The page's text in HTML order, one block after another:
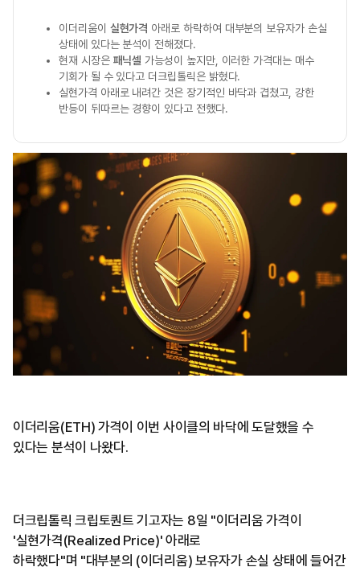
이더리움이 실현가격 아래로 하락하여 대부분의 보유자가 손실
상태에 있다는 분석이 전해졌다.
현재 시장은 패닉셀 가능성이 높지만, 이러한 가격대는 매수
기회가 될 수 있다고 더크립톨릭은 밝혔다.
실현가격 아래로 내려간 것은 장기적인 바닥과 겹쳤고, 강한
반등이 뒤따르는 경향이 있다고 전했다.
이더리움(ETH) 가격이 이번 사이클의 바닥에 도달했을 수
있다는 분석이 나왔다.
더크립톨릭 크립토퀀트 기고자는 8일 "이더리움 가격이
'실현가격(Realized Price)' 아래로
하락했다"며 "대부분의 (이더리움) 보유자가 손실 상태에 들어간